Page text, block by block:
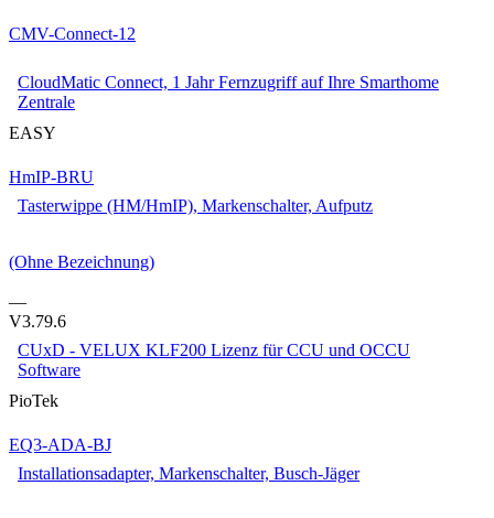
CMV-Connect-12
CloudMatic Connect, 1 Jahr Fernzugriff auf Ihre Smarthome
Zentrale
EASY
HmIP-BRU
Tasterwippe (HM/HmIP), Markenschalter, Aufputz
(Ohne Bezeichnung)
—
V3.79.6
CUxD - VELUX KLF200 Lizenz für CCU und OCCU
Software
PioTek
EQ3-ADA-BJ
Installationsadapter, Markenschalter, Busch-Jäger